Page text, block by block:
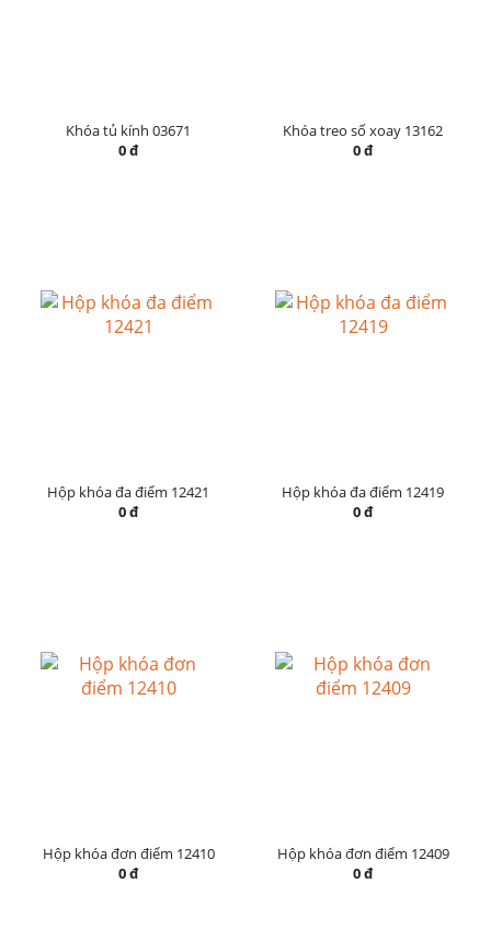
Khóa tủ kính 03671
0 đ
Khóa treo số xoay 13162
0 đ
Hộp khóa đa điểm 12421
0 đ
Hộp khóa đa điểm 12419
0 đ
Hộp khóa đơn điểm 12410
0 đ
Hộp khóa đơn điểm 12409
0 đ